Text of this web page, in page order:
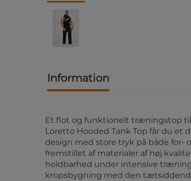
Information
Et flot og funktionelt træningstop
Loretto Hooded Tank Top får du et
design med store tryk på både for-
fremstillet af materialer af høj
holdbarhed under intensive
kropsbygning med den